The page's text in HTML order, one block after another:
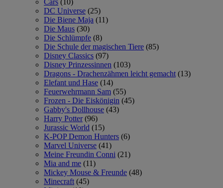
Cars (10)
DC Universe (25)
Die Biene Maja (11)
Die Maus (30)
Die Schlümpfe (8)
Die Schule der magischen Tiere (85)
Disney Classics (97)
Disney Prinzessinnen (103)
Dragons - Drachenzähmen leicht gemacht (13)
Elefant und Hase (14)
Feuerwehrmann Sam (55)
Frozen - Die Eiskönigin (45)
Gabby's Dollhouse (43)
Harry Potter (96)
Jurassic World (15)
K-POP Demon Hunters (6)
Marvel Universe (41)
Meine Freundin Conni (21)
Mia and me (11)
Mickey Mouse & Freunde (48)
Minecraft (45)